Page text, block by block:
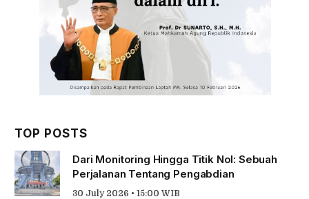
TOP POSTS
Dari Monitoring Hingga Titik Nol: Sebuah
Perjalanan Tentang Pengabdian
30 July 2026 • 15:00 WIB